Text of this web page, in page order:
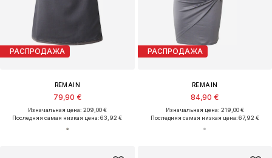
РАСПРОДАЖА
REMAIN
79,90 €
Изначальная цена: 209,00 €
Последняя самая низкая цена:63,92 €
РАСПРОДАЖА
REMAIN
84,90 €
Изначальная цена: 219,00 €
Последняя самая низкая цена:67,92 €